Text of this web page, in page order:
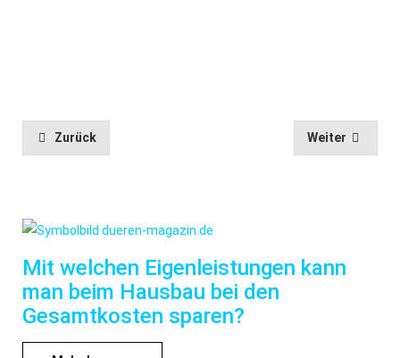
Zurück Weiter
Mit welchen Eigenleistungen kann
man beim Hausbau bei den
Gesamtkosten sparen?